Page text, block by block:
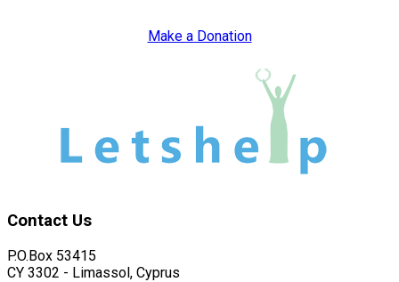
Make a Donation
Contact Us
P.O.Box 53415
CY 3302 - Limassol, Cyprus